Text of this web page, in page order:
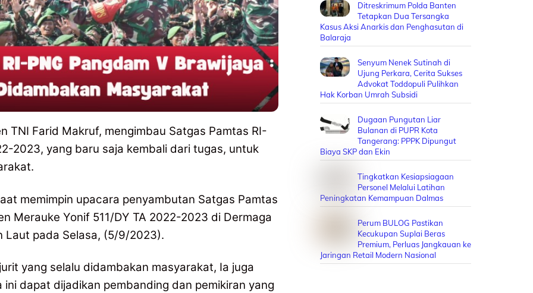
TNI Farid Makruf, mengimbau Satgas Pamtas RI-
2023, yang baru saja kembali dari tugas, untuk
memimpin upacara penyambutan Satgas Pamtas
Merauke Yonif 511/DY TA 2022-2023 di Dermaga
Laut pada Selasa, (5/9/2023).
yang selalu didambakan masyarakat, Ia juga
dapat dijadikan pembanding dan pemikiran yang
Ditreskrimum Polda Banten
Tetapkan Dua Tersangka
Kasus Aksi Anarkis dan Penghasutan di
Balaraja
Senyum Nenek Sutinah di
Ujung Perkara, Cerita Sukses
Advokat Toddopuli Pulihkan
Hak Korban Umrah Subsidi
Dugaan Pungutan Liar
Bulanan di PUPR Kota
Tangerang: PPPK Dipungut
Biaya SKP dan Ekin
Tingkatkan Kesiapsiagaan
Personel Melalui Latihan
Peningkatan Kemampuan Dalmas
Perum BULOG Pastikan
Kecukupan Suplai Beras
Premium, Perluas Jangkauan ke
Jaringan Retail Modern Nasional